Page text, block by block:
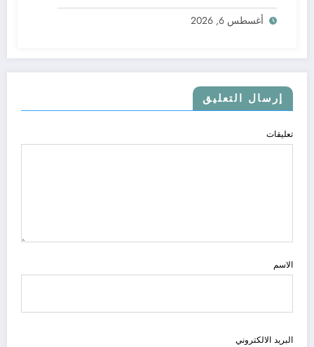
أغسطس 6, 2026
إرسال التعليق
تعليقات
الاسم
البريد الالكتروني